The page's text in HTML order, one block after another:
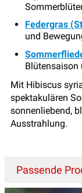
Federgras
und
Blütensaison
Mit Hibiscus
spektakulären
sonnenliebend,
Ausstrahlung.
Passende